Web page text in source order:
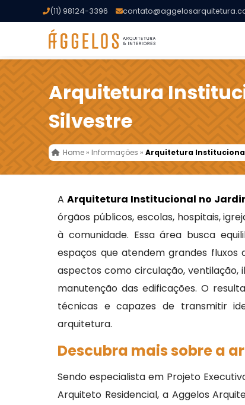
(11) 98124-3396
Arquitetura
Silvestre
Home » Informações »Arquitetura
AArquitetura Institucional no
órgãos públicos, escolas, hospitais,
à comunidade. Essa área busca
espaços que atendem grandes
aspectos como circulação, ventilação,
manutenção das edificações. O
técnicas e capazes de transmitir
arquitetura.
Descubra mais sobre a
Sendo especialista em Projeto
Arquiteto Residencial, a Aggelos